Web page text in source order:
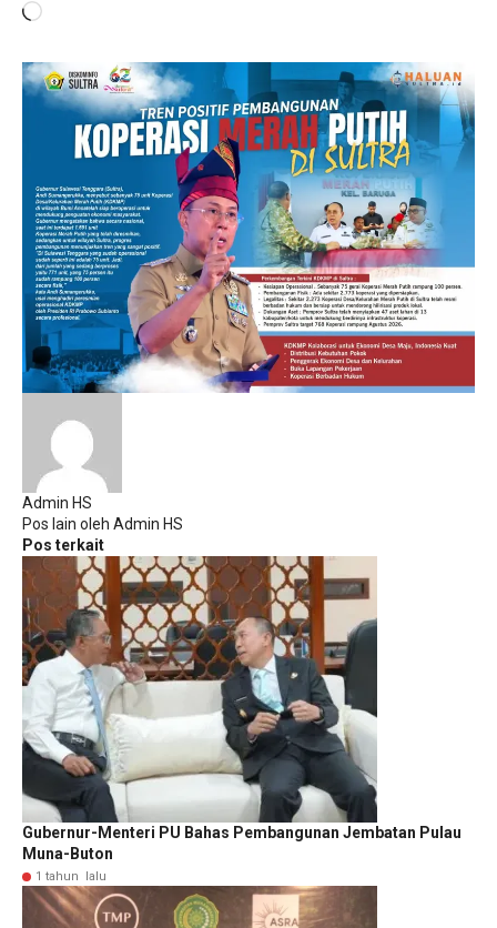
Memuat...
Admin HS
Pos lain oleh Admin HS
Pos terkait
Gubernur-Menteri PU Bahas Pembangunan Jembatan Pulau
Muna-Buton
1 tahun lalu